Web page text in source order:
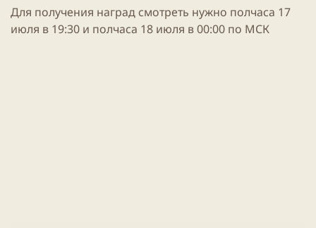
ь
Для получения наград смотреть нужно полчаса 17
июля в 19:30 и полчаса 18 июля в 00:00 по МСК